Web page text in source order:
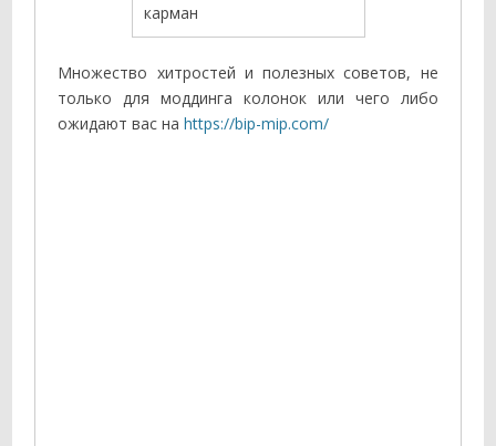
карман
Множество хитростей и полезных советов, не
только для моддинга колонок или чего либо
ожидают вас наhttps://bip-mip.com/